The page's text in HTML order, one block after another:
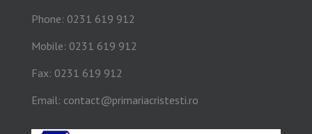
Phone: 0231 619 912
Mobile: 0231 619 912
Fax: 0231 619 912
Email: contact@primariacristesti.ro